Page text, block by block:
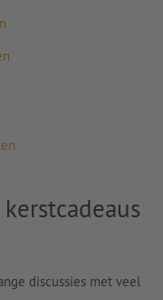
discussies met veel